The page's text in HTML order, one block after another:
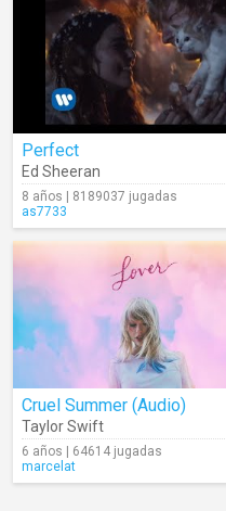
Perfect
Ed Sheeran
8 años | 8189037 jugadas
as7733
Cruel Summer (Audio)
Taylor Swift
6 años | 64614 jugadas
marcelat